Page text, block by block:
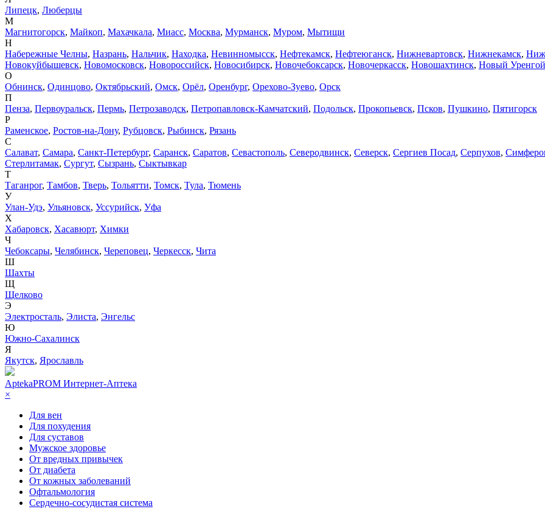
Липецк, Люберцы
М
Магнитогорск, Майкоп, Махачкала, Миасс, Москва, Мурманск, Муром, Мытищи
Н
Набережные Челны, Назрань, Нальчик, Находка, Невинномысск, Нефтекамск, Нефтеюганск, Нижневартовск, Нижнекамск,
Новокуйбышевск, Новомосковск, Новороссийск, Новосибирск, Новочебоксарск, Новочеркасск, Новошахтинск, Новый Уренгой
О
Обнинск, Одинцово, Октябрьский, Омск, Орёл, Оренбург, Орехово-Зуево, Орск
П
Пенза, Первоуральск, Пермь, Петрозаводск, Петропавловск-Камчатский, Подольск, Прокопьевск, Псков, Пушкино, Пятигорск
Р
Раменское, Ростов-на-Дону, Рубцовск, Рыбинск, Рязань
С
Салават, Самара, Санкт-Петербург, Саранск, Саратов, Севастополь, Северодвинск, Северск, Сергиев Посад, Серпухов,
Стерлитамак, Сургут, Сызрань, Сыктывкар
Т
Таганрог, Тамбов, Тверь, Тольятти, Томск, Тула, Тюмень
У
Улан-Удэ, Ульяновск, Уссурийск, Уфа
Х
Хабаровск, Хасавюрт, Химки
Ч
Чебоксары, Челябинск, Череповец, Черкесск, Чита
Ш
Шахты
Щ
Щелково
Э
Электросталь, Элиста, Энгельс
Ю
Южно-Сахалинск
Я
Якутск, Ярославль
AptekaPROM Интернет-Аптека
×
Для вен
Для похудения
Для суставов
Мужское здоровье
От вредных привычек
От диабета
От кожных заболеваний
Офтальмология
Сердечно-сосудистая система